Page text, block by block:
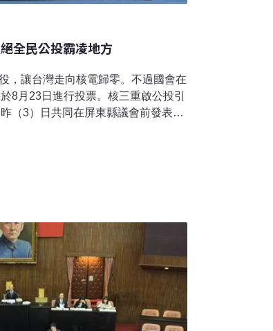
全民公投霸凌地方
，讓台灣走向核電歸零。不過國會在
8月23日進行投票。核三重啟公投引
（3）日共同在屏東縣議會前發表聲
青年團體、環保團體和議員等都站
全國性公投決定屏東的未來，犧牲
籲全台民眾在8月23日投下不同意
保庇」「恆春的核三廠已經40年，
20年，怎能不生氣？」屏南社區大